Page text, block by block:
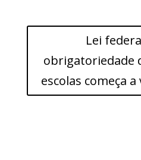
Lei
obrigatoriedade
escolas começa